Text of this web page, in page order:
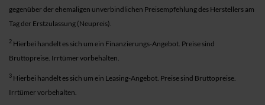
gegenüber der ehemaligen unverbindlichen Preisempfehlung des Herstellers am
Tag der Erstzulassung (Neupreis).
2 Hierbei handelt es sich um ein Finanzierungs-Angebot. Preise sind
Bruttopreise. Irrtümer vorbehalten.
3 Hierbei handelt es sich um ein Leasing-Angebot. Preise sind Bruttopreise.
Irrtümer vorbehalten.